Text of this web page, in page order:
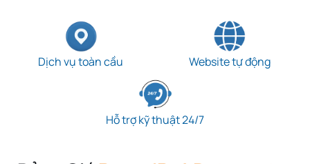
Dịch vụ toàn cầu Website tự động
Hỗ trợ kỹ thuật 24/7